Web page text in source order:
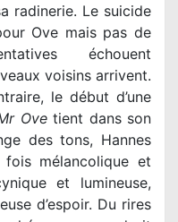
radinerie. Le suicide
Ove mais pas de
échouent
voisins arrivent.
le début d’une
Ovetient dans son
des tons, Hannes
mélancolique et
et lumineuse,
d’espoir. Du rires